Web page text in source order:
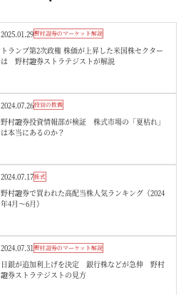
2025.01.29野村證券のマーケット解説
トランプ第2次政権 株価が上昇した米国株セクター
は 野村證券ストラテジストが解説
2024.07.26投資の教養
野村證券投資情報部が検証 株式市場の「夏枯れ」
は本当にあるのか？
2024.07.17株式
野村證券で買われた高配当株人気ランキング（2024
年4月～6月）
2024.07.31野村證券のマーケット解説
日銀が追加利上げを決定 銀行株などが急伸 野村
證券ストラテジストの見方